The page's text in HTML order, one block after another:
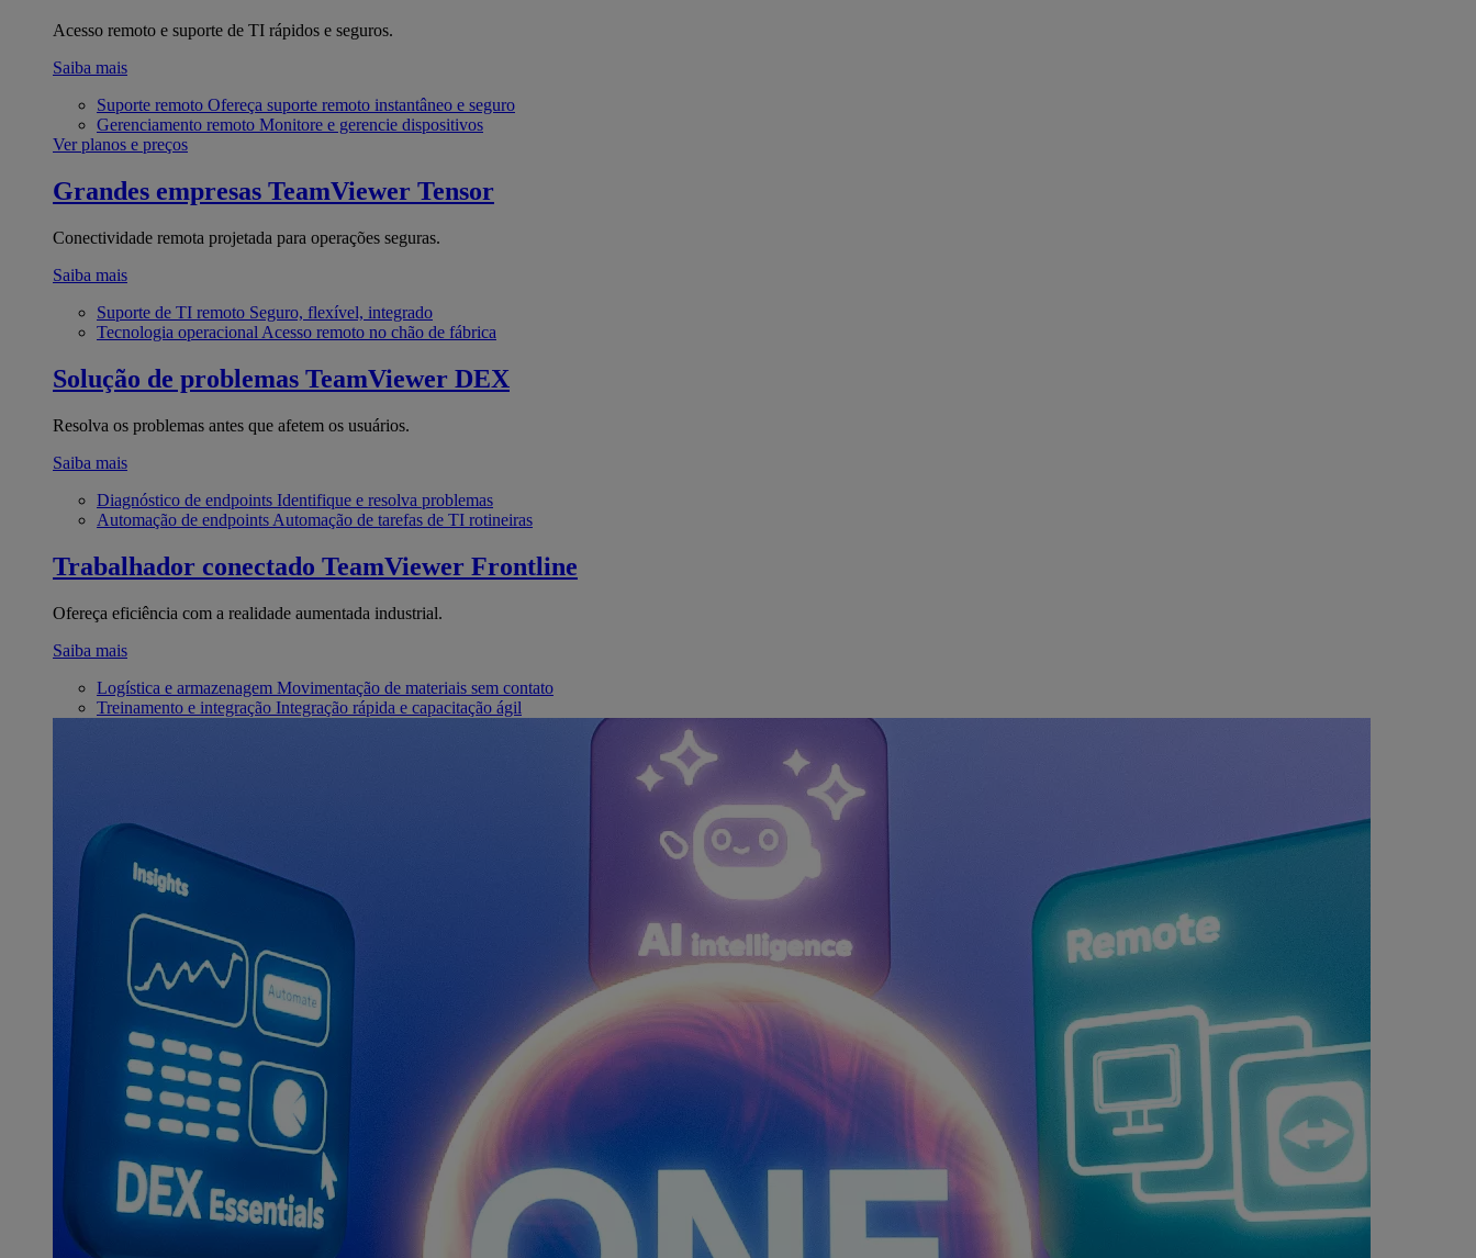
Acesso remoto e suporte de TI rápidos e seguros.
Saiba mais
Suporte remoto Ofereça suporte remoto instantâneo e seguro
Gerenciamento remoto Monitore e gerencie dispositivos
Ver planos e preços
Grandes empresas TeamViewer Tensor
Conectividade remota projetada para operações seguras.
Saiba mais
Suporte de TI remoto Seguro, flexível, integrado
Tecnologia operacional Acesso remoto no chão de fábrica
Solução de problemas TeamViewer DEX
Resolva os problemas antes que afetem os usuários.
Saiba mais
Diagnóstico de endpoints Identifique e resolva problemas
Automação de endpoints Automação de tarefas de TI rotineiras
Trabalhador conectado TeamViewer Frontline
Ofereça eficiência com a realidade aumentada industrial.
Saiba mais
Logística e armazenagem Movimentação de materiais sem contato
Treinamento e integração Integração rápida e capacitação ágil